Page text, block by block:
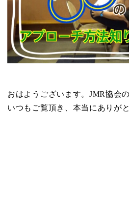
おはようございます。JMR協会の
いつもご覧頂き、本当にありが